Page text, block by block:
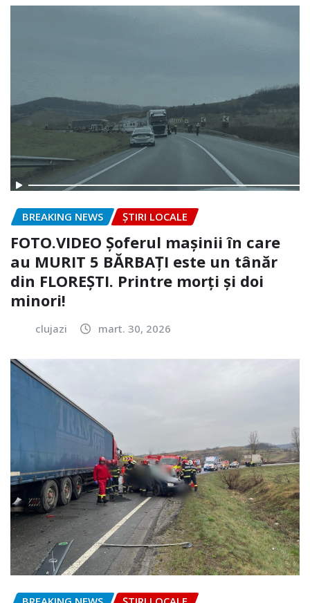
BREAKING NEWS ȘTIRI LOCALE
FOTO.VIDEO Șoferul mașinii în care
au MURIT 5 BĂRBAȚI este un tânăr
din FLOREȘTI. Printre morți și doi
minori!
clujazi mart. 30, 2026